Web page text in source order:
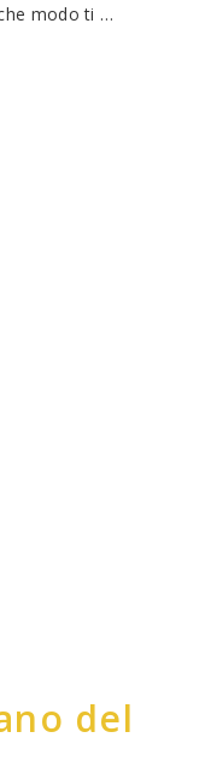
modo ti …
del